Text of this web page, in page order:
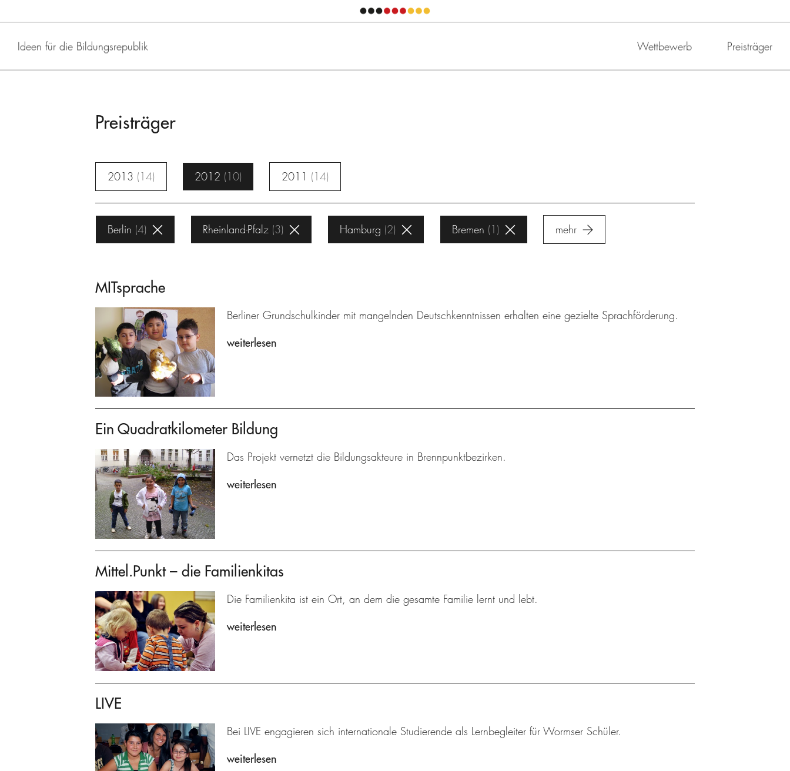
Ideen für die Bildungsrepublik Wettbewerb Preisträger
Preisträger
2013 14 2012 10 2011 14
Berlin 4 Rheinland-Pfalz 3 Hamburg 2 Bremen 1 mehr
MITsprache
Berliner Grundschulkinder mit mangelnden Deutschkenntnissen erhalten eine gezielte Sprachförderung.
weiterlesen
Ein Quadratkilometer Bildung
Das Projekt vernetzt die Bildungsakteure in Brennpunktbezirken.
weiterlesen
Mittel.Punkt – die Familienkitas
Die Familienkita ist ein Ort, an dem die gesamte Familie lernt und lebt.
weiterlesen
LIVE
Bei LIVE engagieren sich internationale Studierende als Lernbegleiter für Wormser Schüler.
weiterlesen